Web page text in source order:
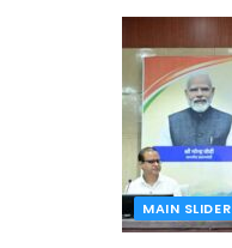
MAIN SLIDER